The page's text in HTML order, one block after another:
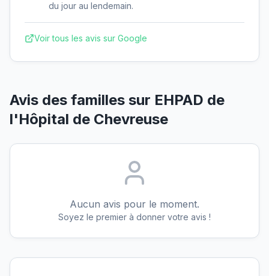
du jour au lendemain.
Voir tous les avis sur Google
Avis des familles sur EHPAD de
l'Hôpital de Chevreuse
Aucun avis pour le moment.
Soyez le premier à donner votre avis !